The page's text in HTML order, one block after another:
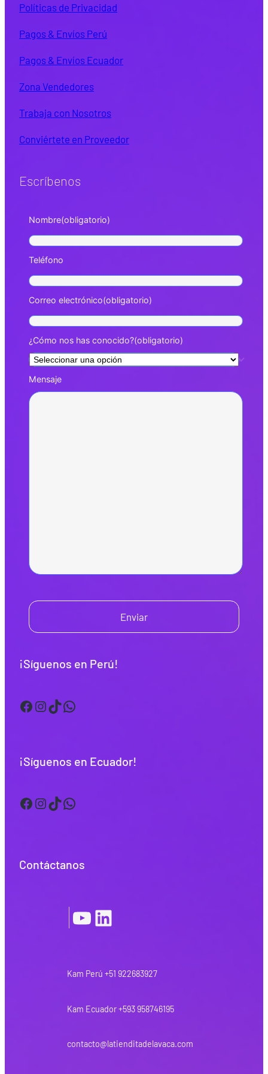
Políticas de Privacidad
Pagos & Envíos Perú
Pagos & Envíos Ecuador
Zona Vendedores
Trabaja con Nosotros
Conviértete en Proveedor
Escríbenos
Nombre(obligatorio)
Teléfono
Correo electrónico(obligatorio)
¿Cómo nos has conocido?(obligatorio)
Mensaje
Enviar
¡Síguenos en Perú!
Facebook InstagramTikTok WhatsApp
¡Síguenos en Ecuador!
Facebook InstagramTikTok WhatsApp
Contáctanos
YouTube LinkedIn
Kam Perú +51 922683927
Kam Ecuador +593 958746195
contacto@latienditadelavaca.com